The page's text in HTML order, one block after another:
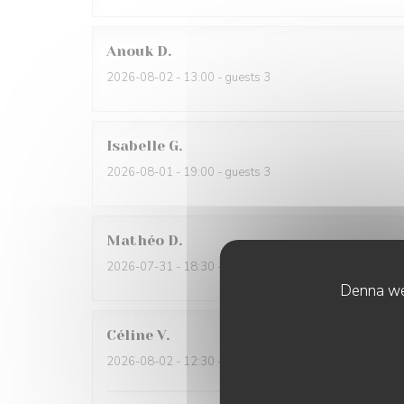
Denna
Anouk D
2026-08-02 - 13:00 - guests 3
Isabelle G
2026-08-01 - 19:00 - guests 3
Mathéo D
2026-07-31 - 18:30 - guests 2
Céline V
2026-08-02 - 12:30 - guests 6